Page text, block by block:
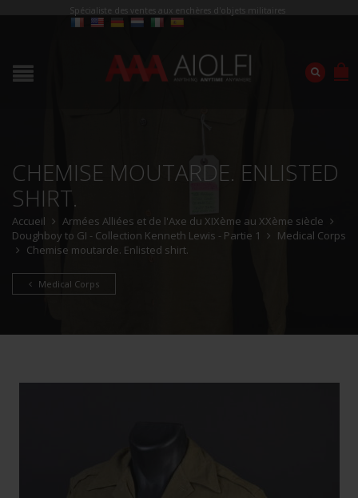
Spécialiste des ventes aux enchères d'objets militaires
CHEMISE MOUTARDE. ENLISTED
SHIRT.
Accueil
Armées Alliées et de l'Axe du XIXème au XXème siècle
Doughboy to GI - Collection Kenneth Lewis - Partie 1
Medical Corps
Chemise moutarde. Enlisted shirt.
Medical Corps